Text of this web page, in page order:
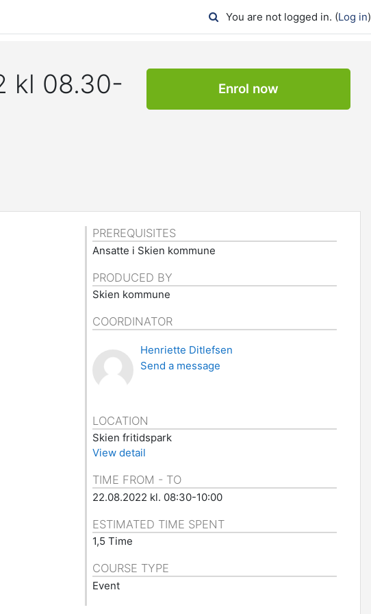
You are not logged in. (Log in)
kl 08.30-
Enrol now
PREREQUISITES
Ansatte i Skien kommune
PRODUCED BY
Skien kommune
COORDINATOR
Henriette Ditlefsen
Send a message
LOCATION
Skien fritidspark
View detail
TIME FROM - TO
22.08.2022 kl. 08:30-10:00
ESTIMATED TIME SPENT
1,5 Time
COURSE TYPE
Event